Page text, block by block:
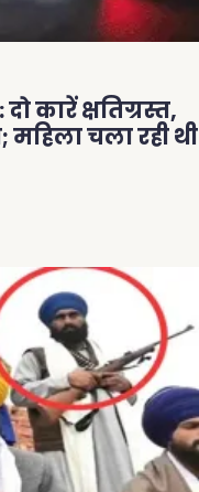
कारें क्षतिग्रस्त,
चला रही थी